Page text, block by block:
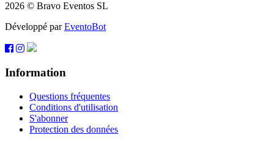
2026 © Bravo Eventos SL
Développé parEventoBot
Information
Questions fréquentes
Conditions d'utilisation
S'abonner
Protection des données